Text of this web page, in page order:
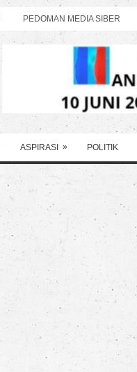
PEDOMAN MEDIA SIBER
ASPIRASI » POLITIK